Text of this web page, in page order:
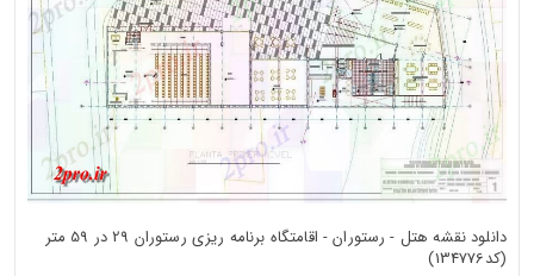
دانلود نقشه هتل - رستوران - اقامتگاه برنامه ریزی رستوران 29 در 59 متر
(کد134776)